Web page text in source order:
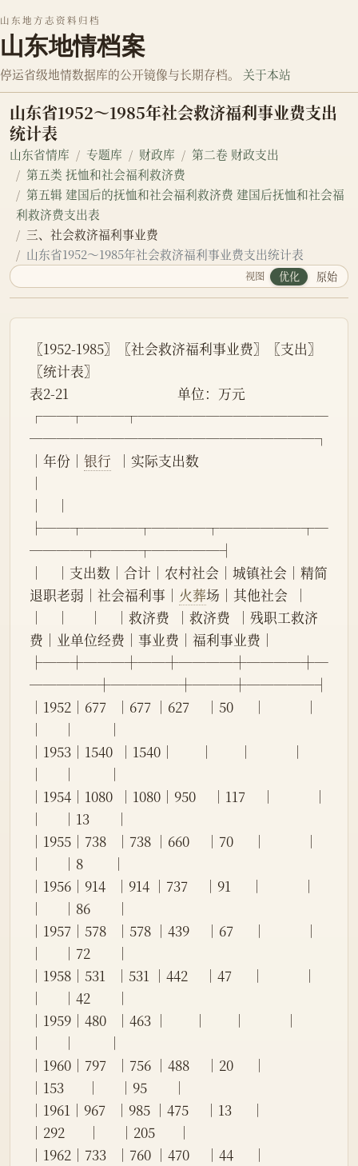
山东地方志资料归档
山东地情档案
停运省级地情数据库的公开镜像与长期存档。 关于本站
山东省1952～1985年社会救济福利事业费支出
统计表
山东省情库 专题库 财政库
第二卷 财政支出
第五类 抚恤和社会福利救济费
第五辑 建国后的抚恤和社会福利救济费 建国后抚恤和社会福
利救济费支出表
三、社会救济福利事业费
山东省1952～1985年社会救济福利事业费支出统计表
视图 优化 原始
〖1952-1985〗〖社会救济福利事业费〗〖支出〗
〖统计表〗
表2-21                                  单位：万元
┌──┬───┬──────────────
─────────────────────┐
│年份│ 银行
  │实际支出数
│
│    │
├──┬────┬────┬──────┬─
────┬───┬─────┤
│    │支出数│合计│农村社会│城镇社会│精简
退职老弱│社会福利事│ 火葬场│其他社会  │
│    │      │    │救济费  │救济费  │残职工救济
费│业单位经费│事业费│福利事业费│
├──┼───┼──┼────┼────┼─
─────┼─────┼───┼─────┤
│1952│677   │677 │627     │50      │            │
│      │          │
│1953│1540  │1540│        │        │            │
│      │          │
│1954│1080  │1080│950     │117     │            │
│      │13        │
│1955│738   │738 │660     │70      │            │
│      │8         │
│1956│914   │914 │737     │91      │            │
│      │86        │
│1957│578   │578 │439     │67      │            │
│      │72        │
│1958│531   │531 │442     │47      │            │
│      │42        │
│1959│480   │463 │        │        │            │
│      │          │
│1960│797   │756 │488     │20      │
│153       │      │95        │
│1961│967   │985 │475     │13      │
│292       │      │205       │
│1962│733   │760 │470     │44      │